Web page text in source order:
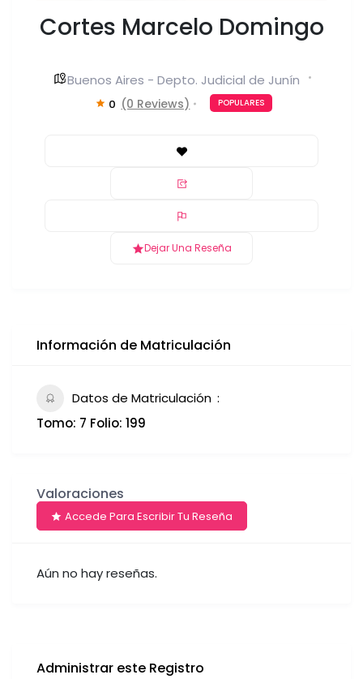
Cortes Marcelo Domingo
Buenos Aires - Depto. Judicial de Junín
0 (0 Reviews) POPULARES
Dejar Una Reseña
Información de Matriculación
Datos de Matriculación
Tomo: 7 Folio: 199
Valoraciones
Accede Para Escribir Tu Reseña
Aún no hay reseñas.
Administrar este Registro